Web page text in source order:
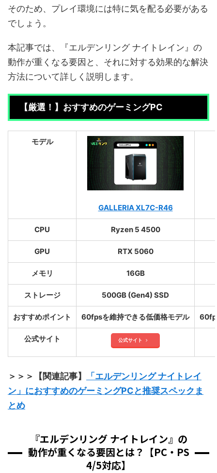
そのため、プレイ環境には特に気を配る必要がある
でしょう。
本記事では、『エルデンリング ナイトレイン』の
動作が重くなる要因と、それに対する効果的な解決
方法について詳しく説明します。
【厳選！】おすすめのゲーミングPC
モデル
GALLERIA XL7C-R46
CPU Ryzen 5 4500
GPU RTX 5060
メモリ 16GB
ストレージ 500GB (Gen4) SSD
おすすめポイント 60fpsを維持できる低価格モデル
公式サイト 公式サイト
＞＞＞【関連記事】
「エルデンリング ナイトレイ
ン」におすすめのゲーミングPCと推奨スペックま
とめ
『エルデンリング ナイトレイン』の
動作が重くなる要因とは？【PC・PS
4/5対応】